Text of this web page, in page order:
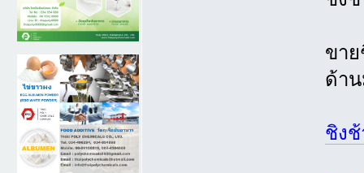
ขา
ด้า
ชิง